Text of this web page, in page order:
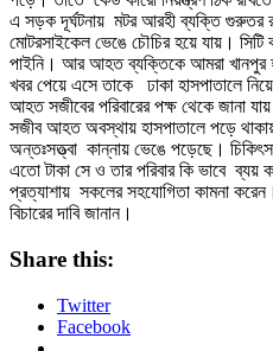
এ সড়ক দূর্ঘটনায় মটর আরহী ব্যক্তি গুরুতর
মোটরসাইকেল ভেঙে চৌচির হয়ে যায়।
পাইনি। আর আহত ব্যক্তিকে আমরা খানপুর
খবর পেয়ে এসে তাকে ঢাকা হাসপাতালে
আহত সজীবের পরিবারের পক্ষ থেকে জানা
সজীব আহত অবস্থায় হাসপাতালে পড়ে
অন্তঃসত্ত্বা কান্নায় ভেঙে পড়েছে।
এতো টাকা সে ও তার পরিবার কি ভাবে ব্যয়
প্রত্যাশায় সকলের সহযোগিতা কামনা
বিচারের দাবি জানান।
Share this:
Twitter
Facebook